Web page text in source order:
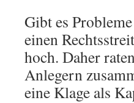
Gibt es
einen
hoch. Daher
Anlegern
eine Klage als